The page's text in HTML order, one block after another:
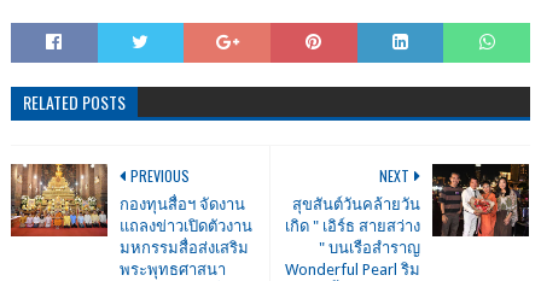
RELATED POSTS
NEXT
สุขสันต์วันคล้ายวัน
เกิด " เอิร์ธ สายสว่าง
" บนเรือสำราญ
Wonderful Pearl ริม
PREVIOUS
กองทุนสื่อฯ จัดงาน
แถลงข่าวเปิดตัวงาน
มหกรรมสื่อส่งเสริม
พระพุทธศาสนา